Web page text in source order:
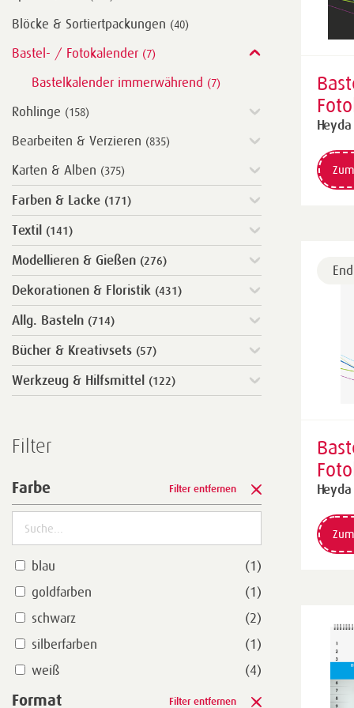
Blöcke & Sortiertpackungen (40)
Bastel- / Fotokalender (7)
Bastelkalender immerwährend (7)
Rohlinge (158)
Bearbeiten & Verzieren (835)
Karten & Alben (375)
Farben & Lacke (171)
Textil (141)
Modellieren & Gießen (276)
Dekorationen & Floristik (431)
Allg. Basteln (714)
Bücher & Kreativsets (57)
Werkzeug & Hilfsmittel (122)
Filter
Farbe Filter entfernen
blau
(1)
goldfarben
(1)
schwarz
(2)
silberfarben
(1)
weiß
(4)
Format Filter entfernen
Heyda
Heyda